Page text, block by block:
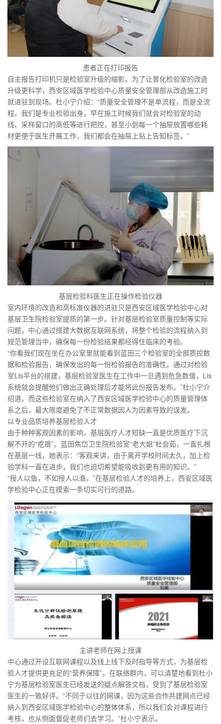
患者正在打印报告
自主报告打印机只是检验室升级的缩影。为了让普化检验室的改造
升级更科学，西安区域医学检验中心质量安全管理部从改造施工时
就进驻到现场。杜小宁介绍：“质量安全管理不是单流程，而是全流
程。我们是专业检验出身，早在施工时候我们就会对检验室的动
线、采样窗口的高低等进行把控，甚至小到每一个抽屉放置哪些耗
材更便于医生开展工作，我们都会在抽屉上贴上告知标签。”
基层检验科医生正在操作检验仪器
室内环境的改造和高标准仪器的进驻只是西安区域医学检验中心对
基层卫生院检验室提质的第一步。针对基层检验室质量控制等实际
问题，中心通过搭建大数据互联网系统，将整个检验的流程纳入到
规范管理当中，确保每一份检验结果都经得住临床的考验。
“你看我们现在坐在办公室里就能看到蓝田三个检验室的全部质控数
据和检验报告，确保发出的每一份检验报告的准确性。通过对检验
室Lis平台的搭建，基层检验室医生在工作中一旦遇到危急数值，Lis
系统就会提醒他们做出正确处理后才能将此份报告发布。”杜小宁介
绍道。而这些检验室在纳入了西安区域医学检验中心的质量管理体
系之后，最大限度避免了不正常数据因人为因素导致的误发。
以专业品质培养基层检验人才
由于种种客观因素的影响，基层医疗人才短缺一直是优质医疗下沉
解不开的“疙瘩”。蓝田焦岱卫生院检验室“老大姐”杜会茹，一直扎根
在基层一线，她表示：“客观来讲，由于离开学校时间太久，加上检
验学科一直在进步，我们也迫切希望能吸收到更有用的知识。”
“授人以鱼，不如授人以渔。”在基层检验人才的培养上，西安区域医
学检验中心正在摸索一条切实可行的道路。
主讲老师在网上授课
中心通过开设互联网课程以及线上线下及时指导等方式，为基层检
验人才提供更充足的“营养保障”。在联络群内，可以清楚地看到杜小
宁为基层检验室医生已经发送的疑点解答文档，受到了基层检验室
医生的一致好评。“不同于以往的网课，因为这些合作共建网点已经
纳入到西安区域医学检验中心的整体体系，所以我们会对课程进行
考核，也从侧面督促老师们去学习。”杜小宁表示。